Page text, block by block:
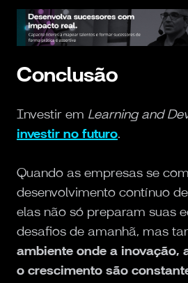
Conclusão
Investir em Learning and
investir no futuro.
Quando as empresas se
desenvolvimento contínuo
elas não só preparam suas
desafios de amanhã, mas
ambiente onde a inovação,
o crescimento são